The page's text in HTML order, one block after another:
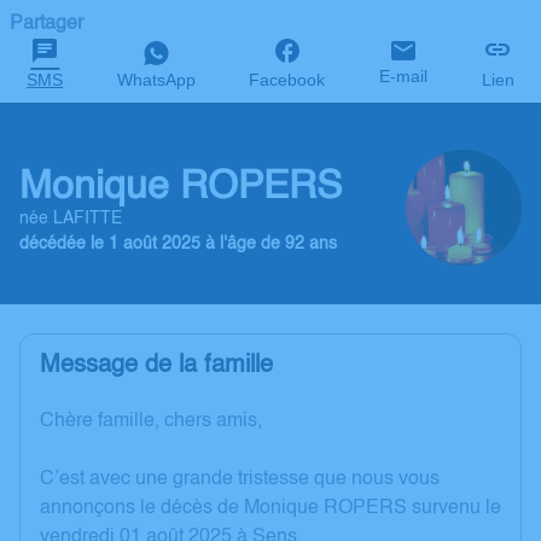
Partager
SMS WhatsApp Facebook E-mail Lien
Monique ROPERS
née LAFITTE
décédée le 1 août 2025 à l'âge de 92 ans
Message de la famille
Chère famille, chers amis,
C’est avec une grande tristesse que nous vous
annonçons le décès de Monique ROPERS survenu le